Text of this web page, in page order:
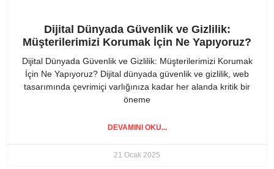
Dijital Dünyada Güvenlik ve Gizlilik:
Müşterilerimizi Korumak İçin Ne Yapıyoruz?
Dijital Dünyada Güvenlik ve Gizlilik: Müşterilerimizi Korumak
İçin Ne Yapıyoruz? Dijital dünyada güvenlik ve gizlilik, web
tasarımında çevrimiçi varlığınıza kadar her alanda kritik bir
öneme
DEVAMINI OKU...
21 Ocak 2025